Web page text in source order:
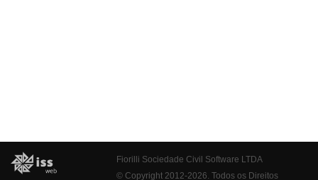
Fiorilli Sociedade Civil Software LTDA
© Copyright 2012-2026. Todos os Direitos